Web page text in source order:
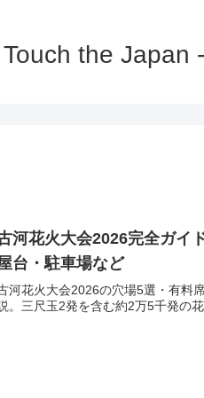
Touch the Japan
河花火大会2026完全ガイ
台・駐車場など
河花火大会2026の穴場5選・有料
。三尺玉2発を含む約2万5千発の花